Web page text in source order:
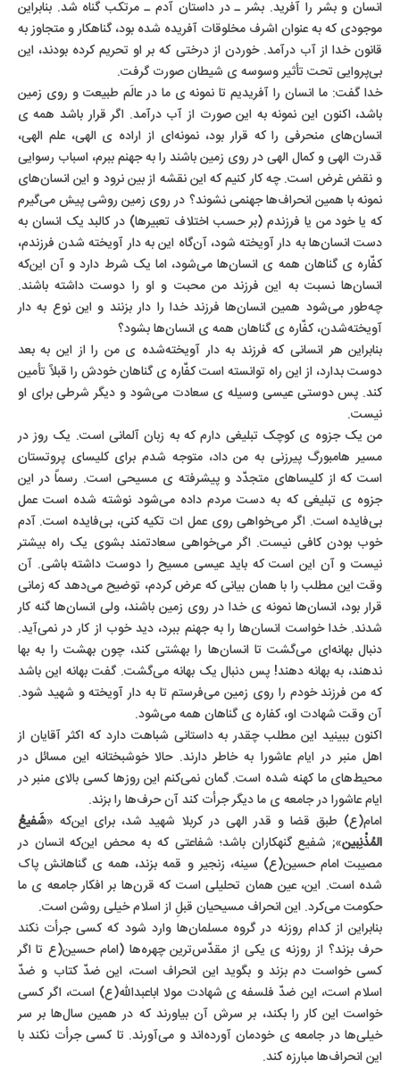
انسان و بشر را آفرید. بشر ـ در داستان آدم ـ مرتکب گناه شد. بنابراین
موجودی که به عنوان اشرف مخلوقات آفریده شده بود، گناهکار و متجاوز به
قانون خدا از آب درآمد. خوردن از درختی که بر او تحریم کرده بودند، این
بی‌پروایی تحت تأثیر وسوسه ی شیطان صورت گرفت.
خدا گفت: ما انسان را آفریدیم تا نمونه ی ما در عالَم طبیعت و روی زمین
باشد، اکنون این نمونه به این صورت از آب درآمد. اگر قرار باشد همه ی
انسان‌های منحرفی را که قرار بود، نمونه‌ای از اراده ی الهی، علم الهی،
قدرت الهی و کمال الهی در روی زمین باشند را به جهنم ببرم، اسباب رسوایی
و نقض غرض است. چه کار کنیم که این نقشه از بین نرود و این انسان‌های
نمونه با همین انحراف‌ها جهنمی نشوند؟ در روی زمین روشی پیش می‌گیرم
که یا خود من یا فرزندم (بر حسب اختلاف تعبیرها) در کالبد یک انسان به
دست انسان‌ها به دار آویخته شود، آن‌گاه این به دار آویخته شدن فرزندم،
کفّاره ی گناهان همه ی انسان‌ها می‌شود، اما یک شرط دارد و آن این‌که
انسان‌ها نسبت به این فرزند من محبت و او را دوست داشته باشند.
چه‌طور می‌شود همین انسان‌ها فرزند خدا را دار بزنند و این نوع به دار
آویخته‌شدن، کفّاره ی گناهان همه ی انسان‌ها بشود؟
بنابراین هر انسانی که فرزند به دار آویخته‌شده ی من را از این به بعد
دوست بدارد، از این راه توانسته است کفّاره ی گناهان خودش را قبلاً تأمین
کند. پس دوستی عیسی وسیله ی سعادت می‌شود و دیگر شرطی برای او
نیست.
من یک جزوه ی کوچک تبلیغی دارم که به زبان آلمانی است. یک روز در
مسیر هامبورگ پیرزنی به من داد، متوجه شدم برای کلیسای پروتستان
است که از کلیساهای متجدّد و پیشرفته ی مسیحی است. رسماً در این
جزوه ی تبلیغی که به دست مردم داده می‌شود نوشته شده است عمل
بی‌فایده است. اگر می‌خواهی روی عمل ات تکیه کنی، بی‌فایده است. آدم
خوب بودن کافی نیست. اگر می‌خواهی سعادتمند بشوی یک راه بیشتر
نیست و آن این است که باید عیسی مسیح را دوست داشته باشی. آن
وقت این مطلب را با همان بیانی که عرض کردم، توضیح می‌دهد که زمانی
قرار بود، انسان‌ها نمونه ی خدا در روی زمین باشند، ولی انسان‌ها گنه کار
شدند. خدا خواست انسان‌ها را به جهنم ببرد، دید خوب از کار در نمی‌آید.
دنبال بهانه‌ای می‌گشت تا انسان‌ها را بهشتی کند، چون بهشت را به بها
ندهند، به بهانه دهند! پس دنبال یک بهانه می‌گشت. گفت بهانه این باشد
که من فرزند خودم را روی زمین می‌فرستم تا به دار آویخته و شهید شود.
آن وقت شهادت او، کفاره ی گناهان همه می‌شود.
اکنون ببینید این مطلب چقدر به داستانی شباهت دارد که اکثر آقایان از
اهل منبر در ایام عاشورا به خاطر دارند. حالا خوشبختانه این مسائل در
محیط‌های ما کهنه شده است. گمان نمی‌کنم این روزها کسی بالای منبر در
ایام عاشورا در ‌جامعه ی ما دیگر جرأت کند آن حرف‌ها را بزند.
امام(ع) طبق قضا و قدر الهی در کربلا شهید شد، برای این‌که «شَفیعُ
المُذْنِبین»; شفیع گنهکاران باشد؛ شفاعتی که به محض این‌که انسان در
مصیبت امام حسین(ع) سینه، زنجیر و قمه بزند، همه ی گناهانش پاک
شده است. این، عین همان تحلیلی است که قرن‌ها بر افکار جامعه ی ما
حکومت می‌کرد. این انحراف مسیحیان قبلِ از اسلام خیلی روشن است.
بنابراین از کدام روزنه در گروه مسلمان‌ها وارد شود که کسی جرأت نکند
حرف بزند؟ از روزنه ی یکی از مقدّس‌ترین چهره‌ها (امام حسین(ع تا اگر
کسی خواست دم بزند و بگوید این انحراف است، این ضدّ کتاب و ضدّ
اسلام است، این ضدّ فلسفه ی شهادت مولا اباعبدالله(ع) است، اگر کسی
خواست این کار را بکند، بر سرش آن بیاورند که در همین سال‌ها بر سر
خیلی‌ها در جامعه ی خودمان آورده‌اند و می‌آورند. تا کسی جرأت نکند با
این انحراف‌ها مبارزه کند.